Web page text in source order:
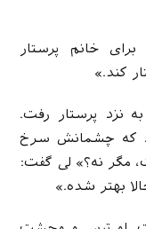
خانم پرستار
کند.»
نزد پرستار رفت.
که چشمانش سرخ
مگر نه؟» لی گفت:
بهتر شده.»